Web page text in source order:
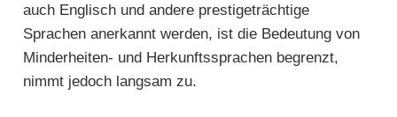
auch Englisch und andere prestigeträchtige
Sprachen anerkannt werden, ist die Bedeutung von
Minderheiten- und Herkunftssprachen begrenzt,
nimmt jedoch langsam zu.